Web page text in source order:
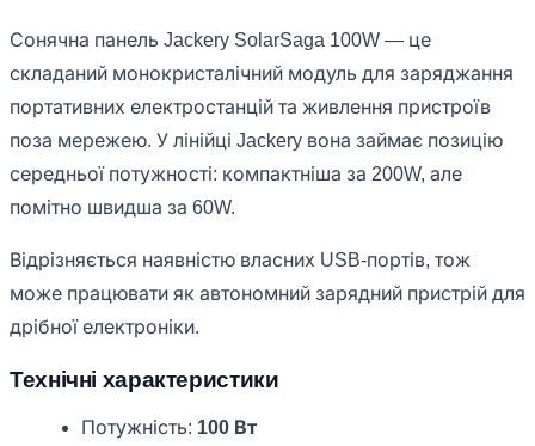
Сонячна панель Jackery SolarSaga 100W — це
складаний монокристалічний модуль для заряджання
портативних електростанцій та живлення пристроїв
поза мережею. У лінійці Jackery вона займає позицію
середньої потужності: компактніша за 200W, але
помітно швидша за 60W.
Відрізняється наявністю власних USB-портів, тож
може працювати як автономний зарядний пристрій для
дрібної електроніки.
Технічні характеристики
Потужність: 100 Вт